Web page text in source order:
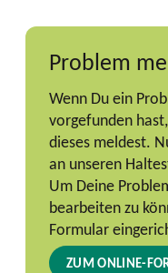
Problem
Wenn Du ein
vorgefunden
dieses meldest.
an unseren
Um Deine
bearbeiten zu
Formular
ZUM ONLINE-